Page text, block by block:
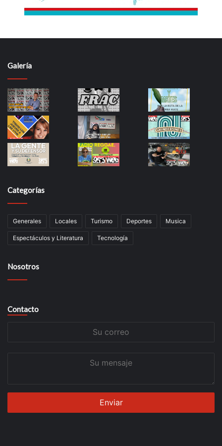
Galería
Categorías
Generales Locales Turismo Deportes Musica
Espectáculos y Literatura Tecnología
Nosotros
Contacto